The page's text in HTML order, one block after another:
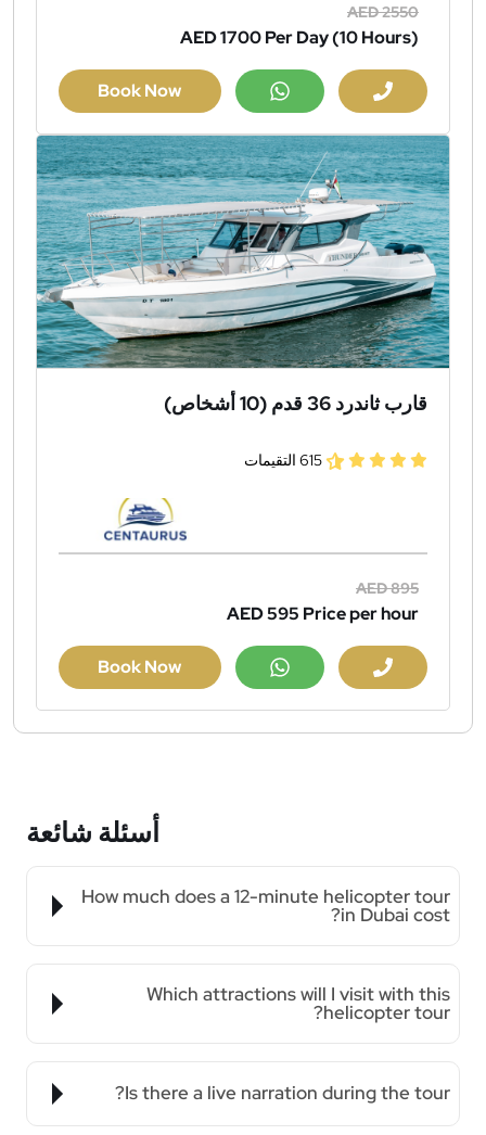
AED 2550
AED 1700Per Day (10 Hours)
Book Now
قارب ثاندرد 36 قدم (10 أشخاص)
615 التقيمات
AED 895
AED 595 Price per hour
Book Now
أسئلة شائعة
How much does a 12-minute helicopter tour
in Dubai cost?
Which attractions will I visit with this
helicopter tour?
Is there a live narration during the tour?